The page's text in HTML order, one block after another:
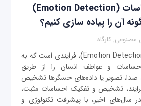
تشخیص احساسات (Emotion Detection)
آن را پیاده سازی کنیم؟
کارگاه
تشخیص احساسات (Emotion Detection)، فرایندی است که به
و عواطف انسان را از طریق
صدا، تصویر یا داده‌های حسگرها تشخیص
تشخیص و تفکیک احساسات مثبت،
اخیر، با پیشرفت تکنولوژی و